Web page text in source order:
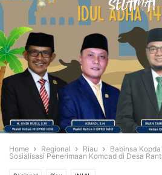
Home Regional Riau
Babinsa
Sosialisasi Penerimaan Komcad di Desa